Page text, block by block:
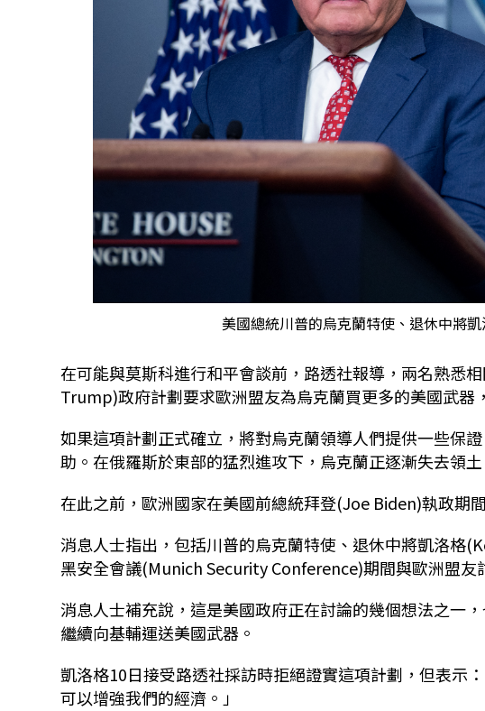
美國總統川普的烏克蘭特使、退休中將
在可能與莫斯科進行和平會談前，路透社報導，兩名熟悉
Trump)政府計劃要求歐洲盟友為烏克蘭買更多的美國武器
如果這項計劃正式確立，將對烏克蘭領導人們提供一些保
助。在俄羅斯於東部的猛烈進攻下，烏克蘭正逐漸失去領土
在此之前，歐洲國家在美國前總統拜登(Joe Biden)執政期
消息人士指出，包括川普的烏克蘭特使、退休中將凱洛格
黑安全會議(Munich Security Conference)期間與歐洲盟友
消息人士補充說，這是美國政府正在討論的幾個想法之一
繼續向基輔運送美國武器。
凱洛格10日接受路透社採訪時拒絕證實這項計劃，但表示
可以增強我們的經濟。」